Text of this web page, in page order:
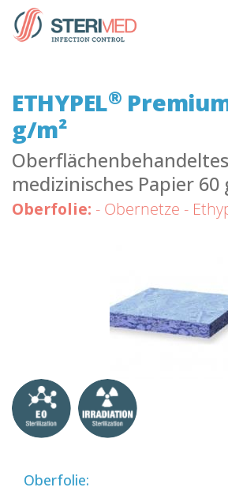
ETHYPEL®
g/m²
Oberflächenbehandeltes
medizinisches Papier 60
Oberfolie: - Obernetze -
Oberfolie: